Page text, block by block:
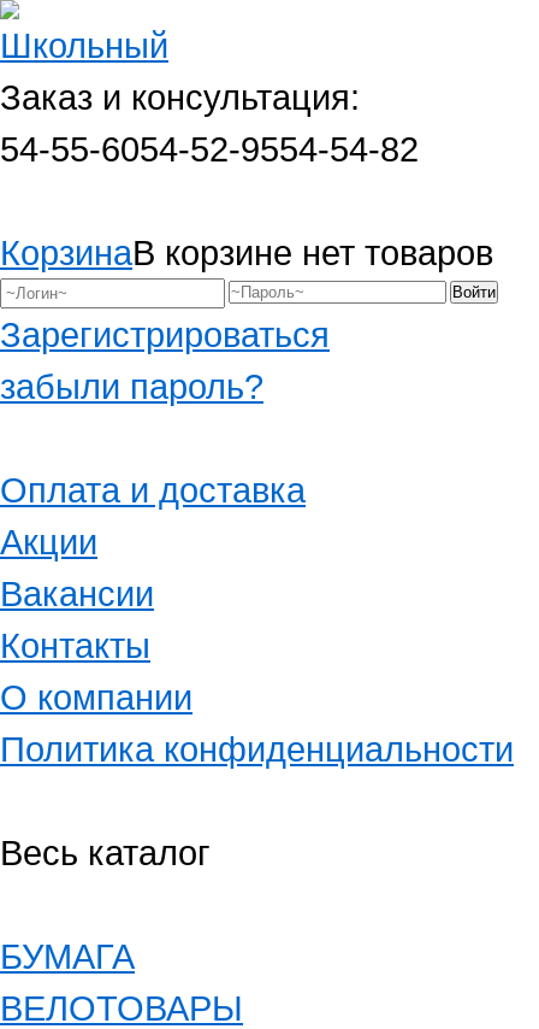
Заказ и консультация:
54-55-6054-52-9554-54-82
КорзинаВ корзине нет товаров
Зарегистрироваться
забыли пароль?
Оплата и доставка
Акции
Вакансии
Контакты
О компании
Политика конфиденциальности
Весь каталог
БУМАГА
ВЕЛОТОВАРЫ